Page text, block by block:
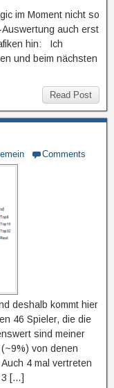
im Moment nicht so
auch erst
hin: Ich
und beim nächsten
Read Post
Comments
deshalb kommt hier
46 Spieler, die die
sind meiner
von denen
4 mal vertreten
3 […]